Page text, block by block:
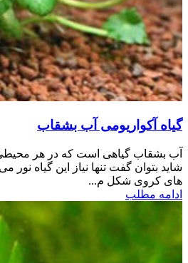
گیاه آکواریومی آب بشقاب
آب بشقاب گیاهی است که در هر
شاید بتوان گفت تنها نیاز این گیاه نور
های کروی شکل م...
ادامه مطلب